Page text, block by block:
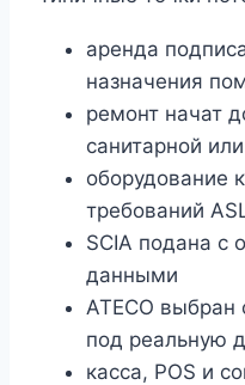
аренда
назначения
ремонт начат
санитарной
оборудование
требований
SCIA подана с
данными
ATECO
под реальную
касса, POS и